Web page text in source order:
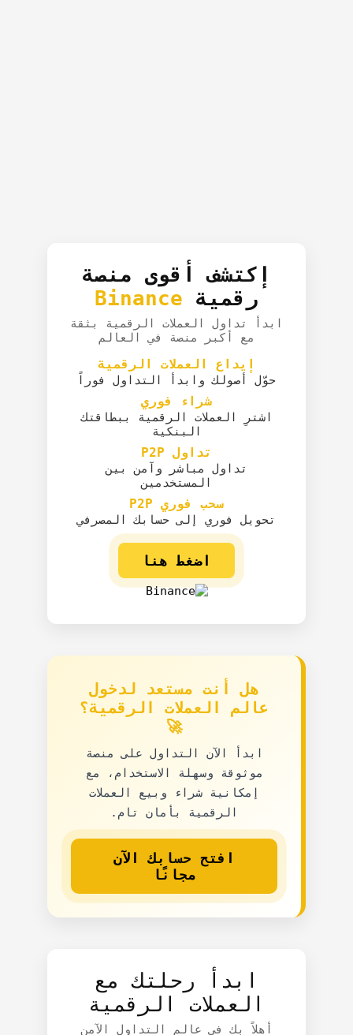
إكتشف أقوى منصة
رقمية Binance
ابدأ تداول العملات الرقمية بثقة
مع أكبر منصة في العالم
إيداع العملات الرقمية
حوّل أصولك وابدأ التداول فوراً
شراء فوري
اشترِ العملات الرقمية ببطاقتك
البنكية
تداول P2P
تداول مباشر وآمن بين
المستخدمين
سحب فوري P2P
تحويل فوري إلى حسابك المصرفي
اضغط هنا
هل أنت مستعد لدخول
عالم العملات الرقمية؟
🚀
ابدأ الآن التداول على منصة
موثوقة وسهلة الاستخدام، مع
إمكانية شراء وبيع العملات
الرقمية بأمان تام.
افتح حسابك الآن
مجانًا
ابدأ رحلتك مع
العملات الرقمية
أهلاً بك في عالم التداول الآمن